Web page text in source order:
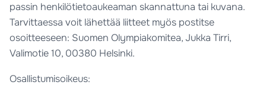
passin henkilötietoaukeaman skannattuna tai kuvana.
Tarvittaessa voit lähettää liitteet myös postitse
osoitteeseen: Suomen Olympiakomitea, Jukka Tirri,
Valimotie 10, 00380 Helsinki.
Osallistumisoikeus: